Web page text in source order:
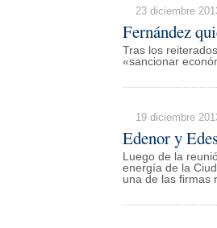
23 diciembre
Fernández
Tras los
«sancionar
19 diciembre
Edenor y
Luego de la
energía de la
una de las firmas